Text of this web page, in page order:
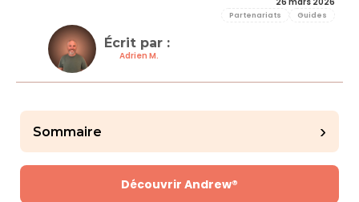
26 mars 2026
Partenariats Guides
Écrit par :
Adrien M.
Sommaire ›
Découvrir Andrew®